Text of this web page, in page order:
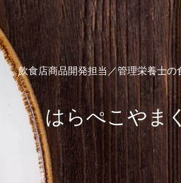
飲食店商品開発担当／管理栄養士の
はらぺこやま